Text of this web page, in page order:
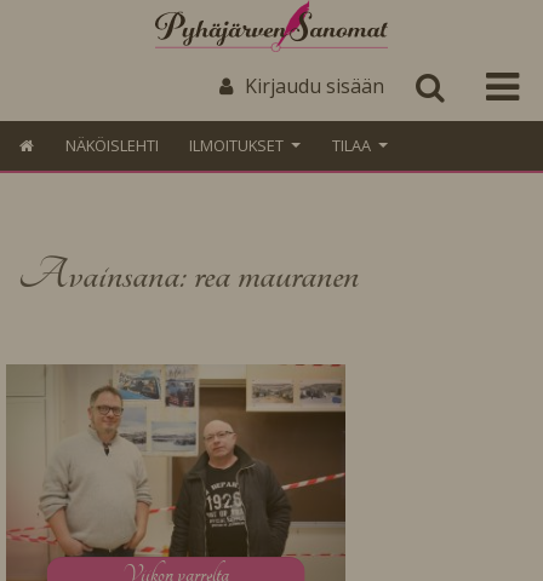
Kirjaudu sisään
NÄKÖISLEHTI ILMOITUKSET TILAA
Avainsana: rea mauranen
Viikon varrelta